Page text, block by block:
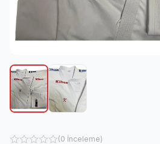
(0 İnceleme)